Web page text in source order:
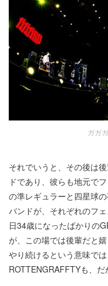
ガガ
それでいうと、その後は
ドであり、彼らも地元で
の準レギュラーと四星球
バンドが、それぞれのフ
日34歳になったばかりの
が、この場では後輩だと
やり続けるという意味で
ROTTENGRAFFTYも、だ